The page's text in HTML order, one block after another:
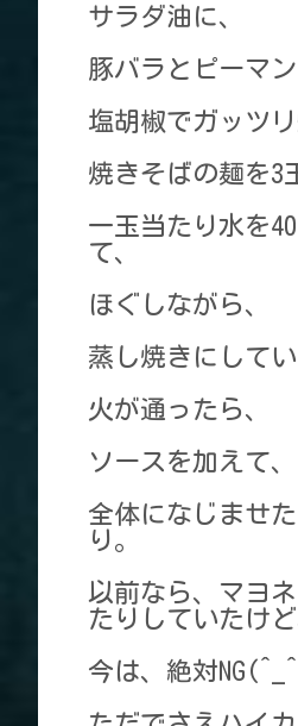
サラダ油に、
豚バラとピーマン
塩胡椒でガッツリ
焼きそばの麺を3
一玉当たり水を
て、
ほぐしながら、
蒸し焼きにしてい
火が通ったら、
ソースを加えて、
全体になじませ
り。
以前なら、マヨ
たりしていたけど
今は、絶対